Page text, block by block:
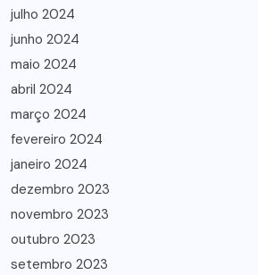
julho 2024
junho 2024
maio 2024
abril 2024
março 2024
fevereiro 2024
janeiro 2024
dezembro 2023
novembro 2023
outubro 2023
setembro 2023